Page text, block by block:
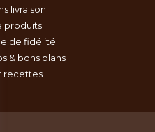
livraison
produits
de fidélité
& bons plans
recettes